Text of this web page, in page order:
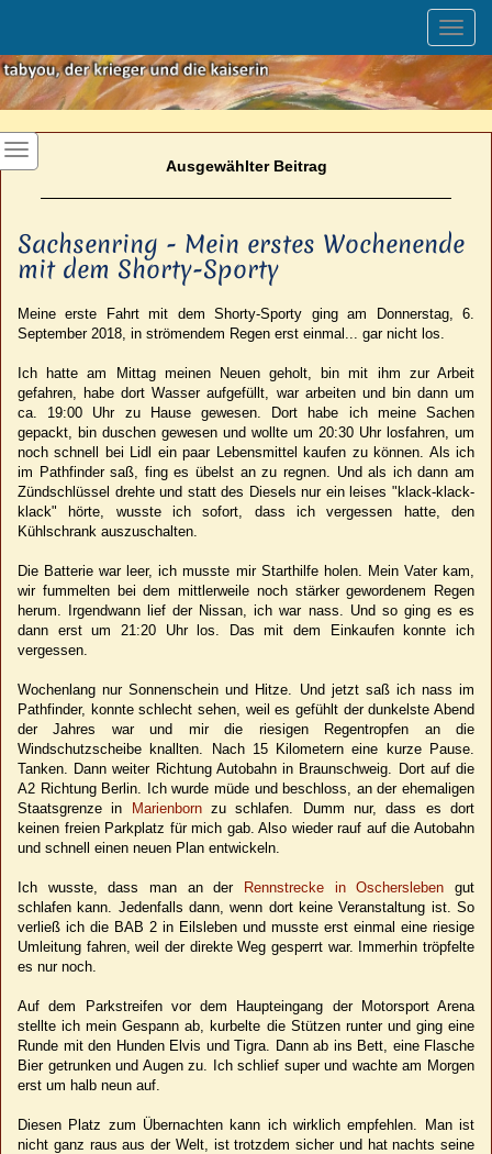
Ausgewählter Beitrag
Sachsenring - Mein erstes Wochenende
mit dem Shorty-Sporty
Meine erste Fahrt mit dem Shorty-Sporty ging am Donnerstag, 6.
September 2018, in strömendem Regen erst einmal... gar nicht los.
Ich hatte am Mittag meinen Neuen geholt, bin mit ihm zur Arbeit
gefahren, habe dort Wasser aufgefüllt, war arbeiten und bin dann um
ca. 19:00 Uhr zu Hause gewesen. Dort habe ich meine Sachen
gepackt, bin duschen gewesen und wollte um 20:30 Uhr losfahren, um
noch schnell bei Lidl ein paar Lebensmittel kaufen zu können. Als ich
im Pathfinder saß, fing es übelst an zu regnen. Und als ich dann am
Zündschlüssel drehte und statt des Diesels nur ein leises "klack-klack-
klack" hörte, wusste ich sofort, dass ich vergessen hatte, den
Kühlschrank auszuschalten.
Die Batterie war leer, ich musste mir Starthilfe holen. Mein Vater kam,
wir fummelten bei dem mittlerweile noch stärker gewordenem Regen
herum. Irgendwann lief der Nissan, ich war nass. Und so ging es es
dann erst um 21:20 Uhr los. Das mit dem Einkaufen konnte ich
vergessen.
Wochenlang nur Sonnenschein und Hitze. Und jetzt saß ich nass im
Pathfinder, konnte schlecht sehen, weil es gefühlt der dunkelste Abend
der Jahres war und mir die riesigen Regentropfen an die
Windschutzscheibe knallten. Nach 15 Kilometern eine kurze Pause.
Tanken. Dann weiter Richtung Autobahn in Braunschweig. Dort auf die
A2 Richtung Berlin. Ich wurde müde und beschloss, an der ehemaligen
Staatsgrenze in Marienbornzu schlafen. Dumm nur, dass es dort
keinen freien Parkplatz für mich gab. Also wieder rauf auf die Autobahn
und schnell einen neuen Plan entwickeln.
Ich wusste, dass man an der Rennstrecke in Oschersleben gut
schlafen kann. Jedenfalls dann, wenn dort keine Veranstaltung ist. So
verließ ich die BAB 2 in Eilsleben und musste erst einmal eine riesige
Umleitung fahren, weil der direkte Weg gesperrt war. Immerhin tröpfelte
es nur noch.
Auf dem Parkstreifen vor dem Haupteingang der Motorsport Arena
stellte ich mein Gespann ab, kurbelte die Stützen runter und ging eine
Runde mit den Hunden Elvis und Tigra. Dann ab ins Bett, eine Flasche
Bier getrunken und Augen zu. Ich schlief super und wachte am Morgen
erst um halb neun auf.
Diesen Platz zum Übernachten kann ich wirklich empfehlen. Man ist
nicht ganz raus aus der Welt, ist trotzdem sicher und hat nachts seine